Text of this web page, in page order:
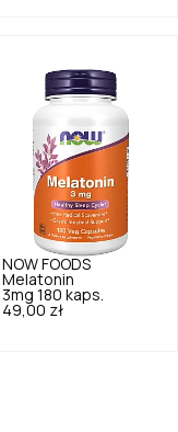
NOW FOODS
Melatonin
3mg 180 kaps.
49,00 zł